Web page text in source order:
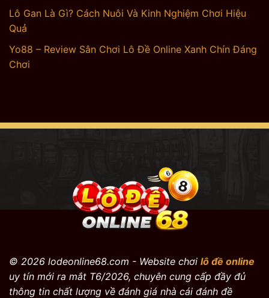
Lô Gan Là Gì? Cách Nuôi Và Kinh Nghiệm Chơi Hiệu
Quả
Yo88 – Review Sân Chơi Lô Đề Online Xanh Chín Đáng
Chơi
© 2026 lodeonline68.com - Website chơi lô đề online
uy tín mới ra mắt T6/2026, chuyên cung cấp đầy đủ
thông tin chất lượng về đánh giá nhà cái đánh đề